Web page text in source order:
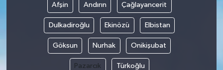
Afşin Andırın Çağlayancerit
Dulkadiroğlu Ekinözü Elbistan
Göksun Nurhak Onikişubat
Pazarcık Türkoğlu